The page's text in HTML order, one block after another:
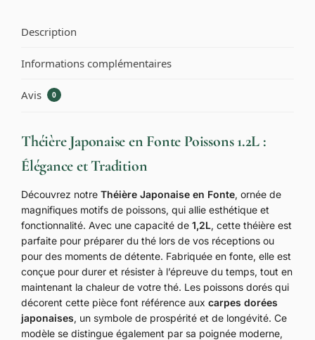
Description
Informations complémentaires
Avis 0
Théière Japonaise en Fonte Poissons 1.2L :
Élégance et Tradition
Découvrez notre Théière Japonaise en Fonte, ornée de
magnifiques motifs de poissons, qui allie esthétique et
fonctionnalité. Avec une capacité de 1,2L, cette théière est
parfaite pour préparer du thé lors de vos réceptions ou
pour des moments de détente. Fabriquée en fonte, elle est
conçue pour durer et résister à l’épreuve du temps, tout en
maintenant la chaleur de votre thé. Les poissons dorés qui
décorent cette pièce font référence aux carpes dorées
japonaises, un symbole de prospérité et de longévité. Ce
modèle se distingue également par sa poignée moderne,